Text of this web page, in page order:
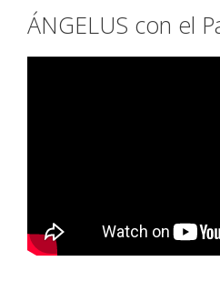
ÁNGELUS con el